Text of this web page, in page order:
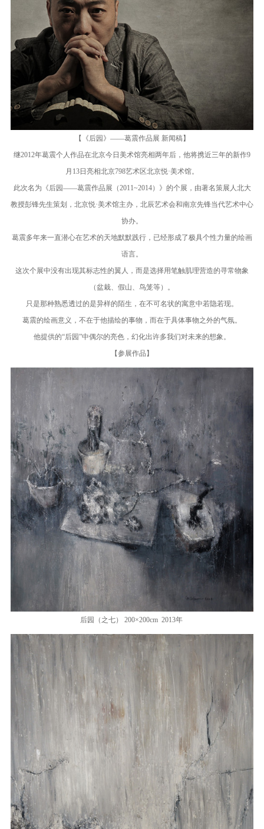
【《后园》——葛震作品展 新闻稿】
继2012年葛震个人作品在北京今日美术馆亮相两年后，他将携近三年的新作9
月13日亮相北京798艺术区北京悦·美术馆。
此次名为《后园——葛震作品展（2011~2014）》的个展，由著名策展人北大
教授彭锋先生策划，北京悦·美术馆主办，北辰艺术会和南京先锋当代艺术中心
协办。
葛震多年来一直潜心在艺术的天地默默践行，已经形成了极具个性力量的绘画
语言。
这次个展中没有出现其标志性的翼人，而是选择用笔触肌理营造的寻常物象
（盆栽、假山、鸟笼等）。
只是那种熟悉透过的是异样的陌生，在不可名状的寓意中若隐若现。
葛震的绘画意义，不在于他描绘的事物，而在于具体事物之外的气氛。
他提供的“后园”中偶尔的亮色，幻化出许多我们对未来的想象。
【参展作品】
后园（之七） 200×200cm 2013年